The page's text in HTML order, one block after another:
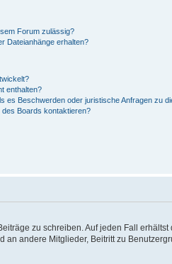
Forum zulässig?
Dateianhänge erhalten?
enthalten?
es Beschwerden oder juristische Anfragen zu
des Boards kontaktieren?
zu schreiben. Auf jeden Fall
andere Mitglieder, Beitritt zu